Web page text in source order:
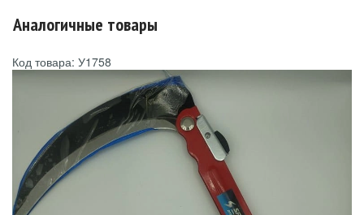
Аналогичные товары
Код товара: У1758